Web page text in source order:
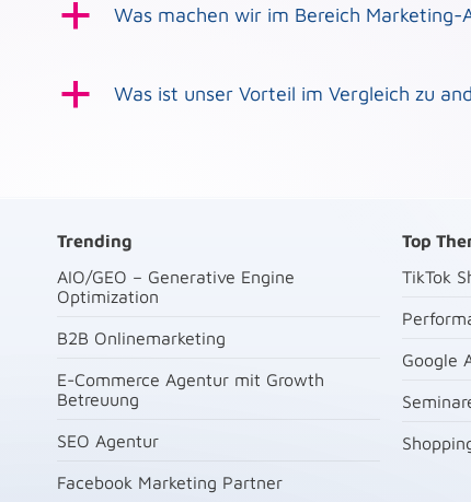
a Was machen wir im Bereich Marketing-
a Was ist unser Vorteil im Vergleich zu
Trending
AIO/GEO – Generative Engine
Optimization
B2B Onlinemarketing
E-Commerce Agentur mit Growth
Betreuung
SEO Agentur
Facebook Marketing Partner
Top
TikTok
Google